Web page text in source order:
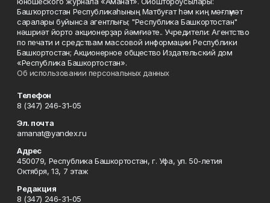
Башҡортостан Республикаһының Матбуғат һәм киң мәғлүмәт
саралары буйынса агентлығы; "Республика Башкортостан"
нәшриәт йорто акционерҙар йәмғиәте.. Учредители: Агентство
по печати и средствам массовой информации Республики
Башкортостан; Акционерное общество Издательский дом
«Республика Башкортостан».
Об использовании персональных данных
Телефон
8 (347) 246-31-05
Эл. почта
amanat@yandex.ru
Адрес
450079, Республика Башкортостан, г. Уфа, ул. 50-летия
Октября, 13, 7 этаж
Редакция
8 (347) 246-31-05